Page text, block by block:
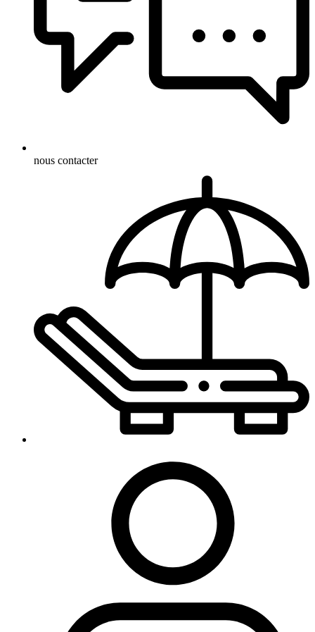
nous contacter